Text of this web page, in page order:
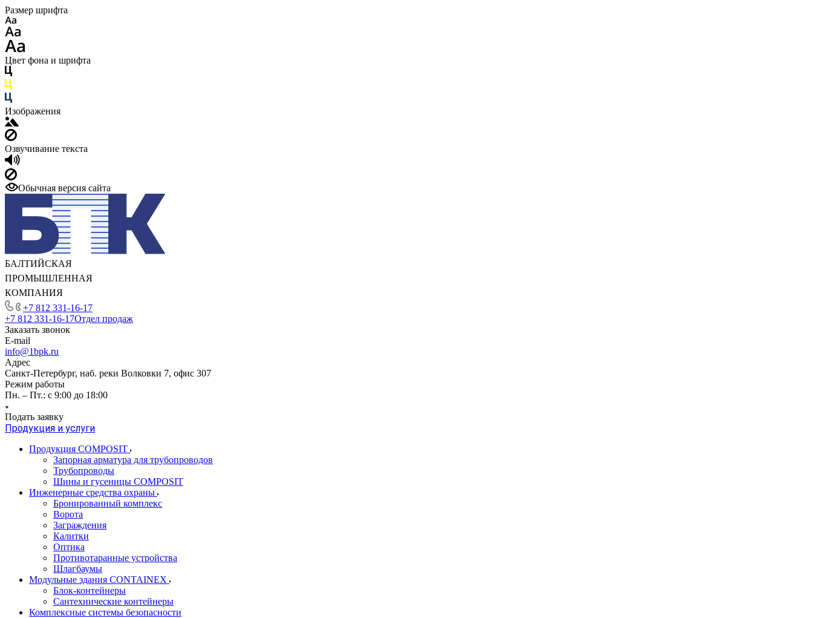
Размер шрифта
Цвет фона и шрифта
Изображения
Озвучивание текста
Обычная версия сайта
БАЛТИЙСКАЯ
ПРОМЫШЛЕННАЯ
КОМПАНИЯ
+7 812 331-16-17
+7 812 331-16-17Отдел продаж
Заказать звонок
E-mail
info@1bpk.ru
Адрес
Санкт-Петербург, наб. реки Волковки 7, офис 307
Режим работы
Пн. – Пт.: с 9:00 до 18:00
Подать заявку
Продукция и услуги
Продукция COMPOSIT
Запорная арматура для трубопроводов
Трубопроводы
Шины и гусеницы COMPOSIT
Инженерные средства охраны
Бронированный комплекс
Ворота
Заграждения
Калитки
Оптика
Противотаранные устройства
Шлагбаумы
Модульные здания CONTAINEX
Блок-контейнеры
Сантехнические контейнеры
Комплексные системы безопасности